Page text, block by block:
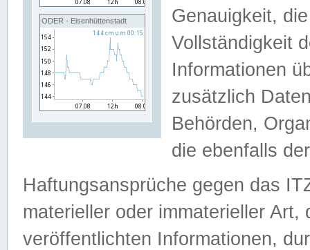
ODER - Eisenhüttenstadt
Genauigkeit,
Vollständigkeit
Informationen
zusätzlich
Behörden,
die ebenfalls
Haftungsansprüche gegen das
materieller oder immaterieller
veröffentlichten Informationen,